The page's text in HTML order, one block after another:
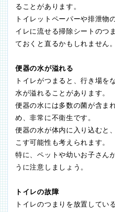
ることがあります。
トイレットペーパーや排泄物
イレに流せる掃除シートのつ
ておくと直るかもしれません。
便器の水が溢れる
トイレがつまると、行き場を
水が溢れることがあります。
便器の水には多数の菌が含ま
め、非常に不衛生です。
便器の水が体内に入り込むと
こす可能性も考えられます。
特に、ペットや幼いお子さん
うに注意しましょう。
トイレの故障
トイレのつまりを放置してい